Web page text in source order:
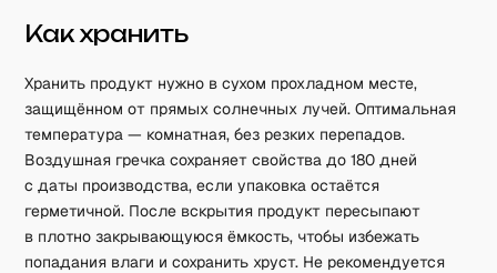
Как хранить
Хранить продукт нужно в сухом прохладном месте,
защищённом от прямых солнечных лучей. Оптимальная
температура — комнатная, без резких перепадов.
Воздушная гречка сохраняет свойства до 180 дней
с даты производства, если упаковка остаётся
герметичной. После вскрытия продукт пересыпают
в плотно закрывающуюся ёмкость, чтобы избежать
попадания влаги и сохранить хруст. Не рекомендуется